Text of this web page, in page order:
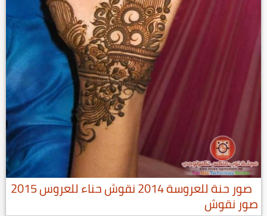
صور حنة للعروسة 2014 نقوش حناء للعروس 2015
صور نقوش